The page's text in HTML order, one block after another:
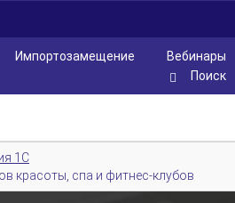
Вебинары
Импортозамещение
Поиск
1С
красоты, спа и фитнес-клубов